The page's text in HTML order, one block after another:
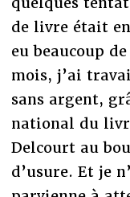
de livre était
eu beaucoup
mois, j’ai
sans argent,
national du
Delcourt au
d’usure. Et je